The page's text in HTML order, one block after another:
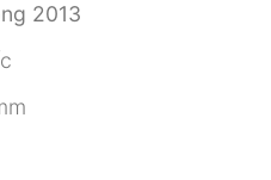
2013